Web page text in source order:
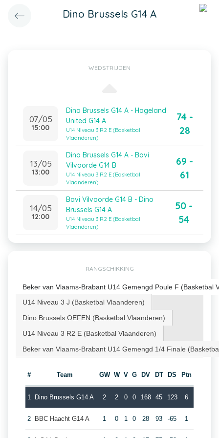
Dino Brussels G14 A
WEDSTRIJDEN
07/05
15:00
Dino Brussels G14 A - Hageland
United G14 A
U14 Niveau 3 R2 E (Basketbal
Vlaanderen)
74 -
28
13/05
13:00
Dino Brussels G14 A - Bavi
Vilvoorde G14 B
U14 Niveau 3 R2 E (Basketbal
Vlaanderen)
69 -
61
14/05
12:00
Bavi Vilvoorde G14 B - Dino
Brussels G14 A
U14 Niveau 3 R2 E (Basketbal
Vlaanderen)
50 -
54
RANGSCHIKKING
Beker van Vlaams-Brabant U14 Gemengd Poule F (Basketbal
U14 Niveau 3 J (Basketbal Vlaanderen)
Dino Brussels OEFEN (Basketbal Vlaanderen)
U14 Niveau 3 R2 E (Basketbal Vlaanderen)
Beker van Vlaams-Brabant U14 Gemengd 1/4 Finale
# Team GW W V G DV DT DS Ptn
1 Dino Brussels G14 A 2 2 0 0 168 45 123 6
2 BBC Haacht G14 A 1 0 1 0 28 93 -65 1